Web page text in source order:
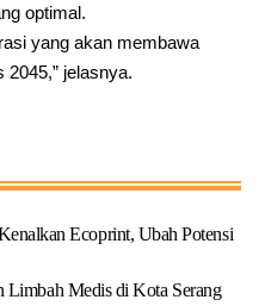
optimal.
yang akan membawa
jelasnya.
Ecoprint, Ubah Potensi
Limbah Medis di Kota Serang